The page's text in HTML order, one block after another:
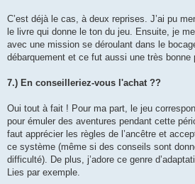
C’est déjà le cas, à deux reprises. J’ai pu
le livre qui donne le ton du jeu. Ensuite, je
avec une mission se déroulant dans le
débarquement et ce fut aussi une très bonne
7.) En conseilleriez-vous l'achat ??
Oui tout à fait ! Pour ma part, le jeu
pour émuler des aventures pendant cette
faut apprécier les règles de l’ancêtre et
ce système (même si des conseils sont
difficulté). De plus, j’adore ce genre
Lies par exemple.